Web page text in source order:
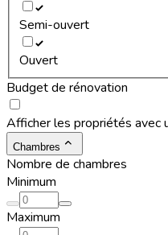
Semi-ouvert
Ouvert
Budget de rénovation
Afficher les propriétés avec
Chambres
Nombre de chambres
Minimum
Maximum